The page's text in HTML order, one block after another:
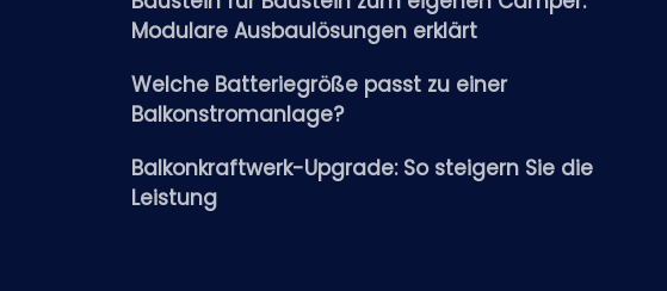
Modulare Ausbaulösungen erklärt
Welche Batteriegröße passt zu einer
Balkonstromanlage?
Balkonkraftwerk-Upgrade: So steigern Sie die
Leistung